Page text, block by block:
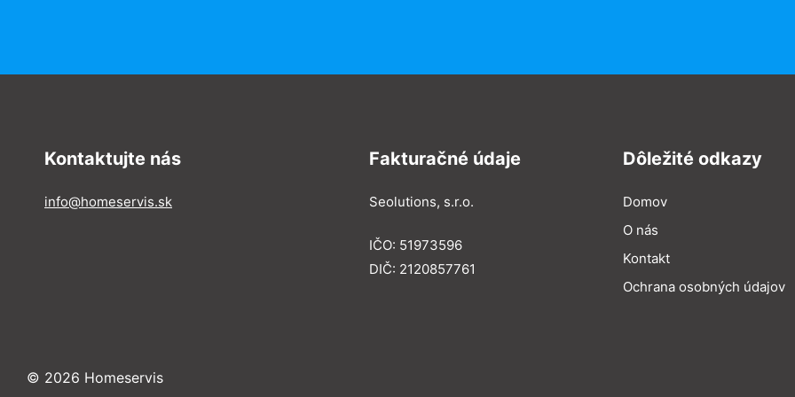
Kontaktujte nás
info@homeservis.sk
Fakturačné údaje
Seolutions, s.r.o.
IČO: 51973596
DIČ: 2120857761
Dôležité odkazy
Domov
O nás
Kontakt
Ochrana osobných údajov
© 2026 Homeservis